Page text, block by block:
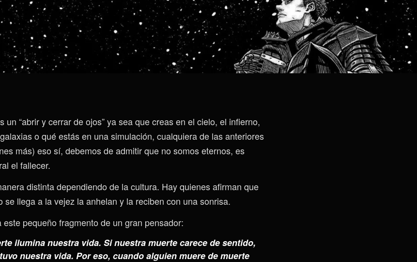
un “abrir y cerrar de ojos” ya sea que creas en el cielo, el infierno,
o qué estás en una simulación, cualquiera de las anteriores
más) eso sí, debemos de admitir que no somos eternos, es
el fallecer.
distinta dependiendo de la cultura. Hay quienes afirman que
se llega a la vejez la anhelan y la reciben con una sonrisa.
pequeño fragmento de un gran pensador:
ilumina nuestra vida. Si nuestra muerte carece de sentido,
nuestra vida. Por eso, cuando alguien muere de muerte